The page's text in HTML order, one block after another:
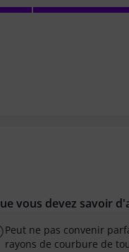
vous devez savoir
Peut ne pas convenir
rayons de courbure de